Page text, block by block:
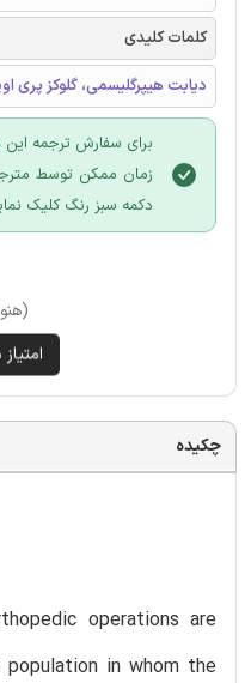
کلمات کلیدی
دیابت هیپرگلیسمی، گلوکز پری
برای سفارش ترجمه این
زمان ممکن توسط
دکمه سبز رنگ کلیک
چکیده
operations are
in whom the